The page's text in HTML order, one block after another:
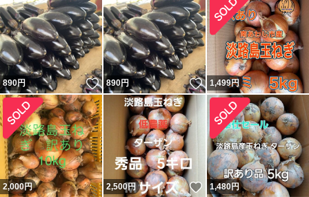
890円 いいね！
890円 いいね！
1,499円
2,000円 2,500円 いいね！
1,480円